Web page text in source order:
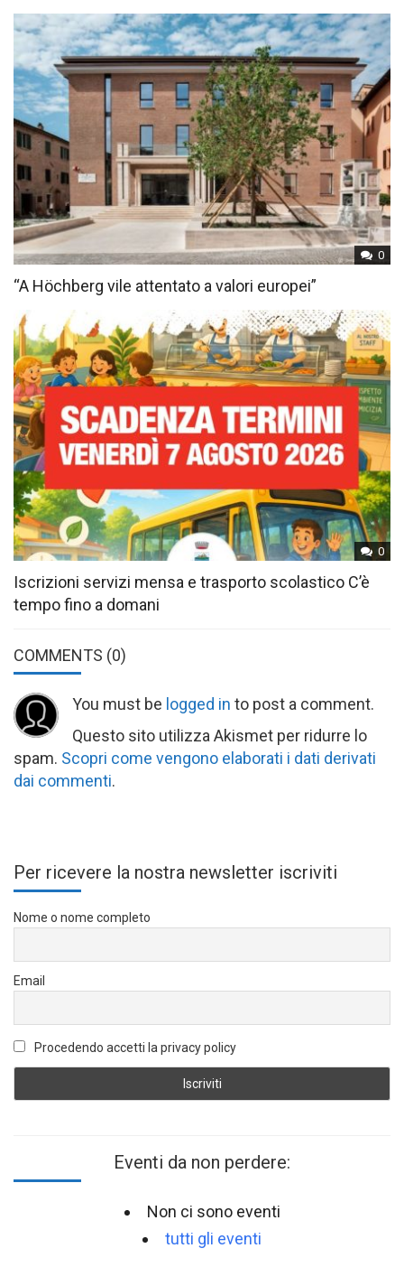
0
“A Höchberg vile attentato a valori europei”
0
Iscrizioni servizi mensa e trasporto scolastico C’è
tempo fino a domani
COMMENTS (0)
You must be logged in to post a comment.
Questo sito utilizza Akismet per ridurre lo
spam. Scopri come vengono elaborati i dati derivati
dai commenti.
Per ricevere la nostra newsletter iscriviti
Nome o nome completo
Email
Procedendo accetti la privacy policy
Eventi da non perdere:
Non ci sono eventi
tutti gli eventi